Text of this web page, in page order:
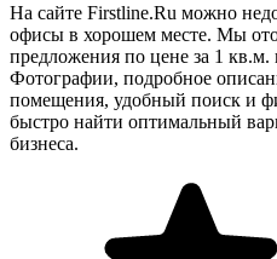
На сайте Firstline.Ru можно
офисы в хорошем месте. Мы
предложения по цене за 1 кв.м.
Фотографии, подробное
помещения, удобный поиск и
быстро найти оптимальный
бизнеса.